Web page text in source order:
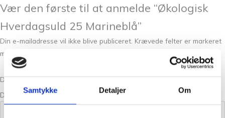
Samtykke Detaljer Om
Vær den første til at anmelde “Økologisk
Hverdagsuld 25 Marineblå”
Din e-mailadresse vil ikke blive publiceret. Krævede felter er markeret
med
Din bedømmelse
Din anmeldelse*